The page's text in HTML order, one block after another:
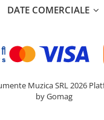
DATE COMERCIALE
Muzica SRL 2026
by Gomag